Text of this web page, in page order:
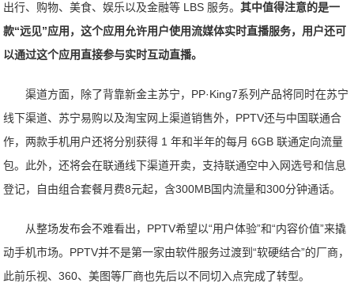
出行、购物、美食、娱乐以及金融等 LBS 服务。其中值得注意的是一
款“远见”应用，这个应用允许用户使用流媒体实时直播服务，用户还可
以通过这个应用直接参与实时互动直播。
渠道方面，除了背靠新金主苏宁，PP·King7系列产品将同时在苏宁
线下渠道、苏宁易购以及淘宝网上渠道销售外，PPTV还与中国联通合
作，两款手机用户还将分别获得 1 年和半年的每月 6GB 联通定向流量
包。此外，还将会在联通线下渠道开卖，支持联通空中入网选号和信息
登记，自由组合套餐月费8元起，含300MB国内流量和300分钟通话。
从整场发布会不难看出，PPTV希望以“用户体验”和“内容价值”来撬
动手机市场。PPTV并不是第一家由软件服务过渡到“软硬结合”的厂商，
此前乐视、360、美图等厂商也先后以不同切入点完成了转型。